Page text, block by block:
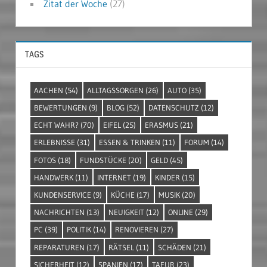
Zitat der Woche (27)
TAGS
AACHEN (54) ALLTAGSSORGEN (26) AUTO (35)
BEWERTUNGEN (9) BLOG (52) DATENSCHUTZ (12)
ECHT WAHR? (70) EIFEL (25) ERASMUS (21)
ERLEBNISSE (31) ESSEN & TRINKEN (11) FORUM (14)
FOTOS (18) FUNDSTÜCKE (20) GELD (45)
HANDWERK (11) INTERNET (19) KINDER (15)
KUNDENSERVICE (9) KÜCHE (17) MUSIK (20)
NACHRICHTEN (13) NEUIGKEIT (12) ONLINE (29)
PC (39) POLITIK (14) RENOVIEREN (27)
REPARATUREN (17) RÄTSEL (11) SCHÄDEN (21)
SICHERHEIT (12) SPANIEN (17) TAEUR (23)